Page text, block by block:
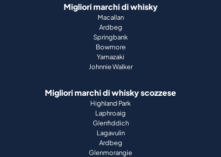
Migliori marchi di whisky
Macallan
Ardbeg
Springbank
Bowmore
Yamazaki
Johnnie Walker
Migliori marchi di whisky scozzese
Highland Park
Laphroaig
Glenfiddich
Lagavulin
Ardbeg
Glenmorangie